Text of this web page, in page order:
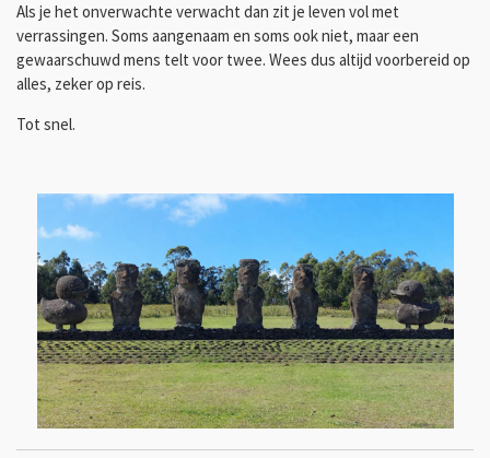
Als je het onverwachte verwacht dan zit je leven vol met
verrassingen. Soms aangenaam en soms ook niet, maar een
gewaarschuwd mens telt voor twee. Wees dus altijd voorbereid op
alles, zeker op reis.
Tot snel.